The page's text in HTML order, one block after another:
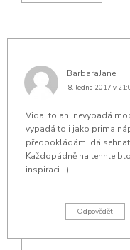
BarbaraJane
8. ledna 2017 v
Vida, to ani nevypadá
vypadá to i jako prima
předpokládám, dá sehnat
Každopádně na tenhle
inspiraci. :)
Odpovědět